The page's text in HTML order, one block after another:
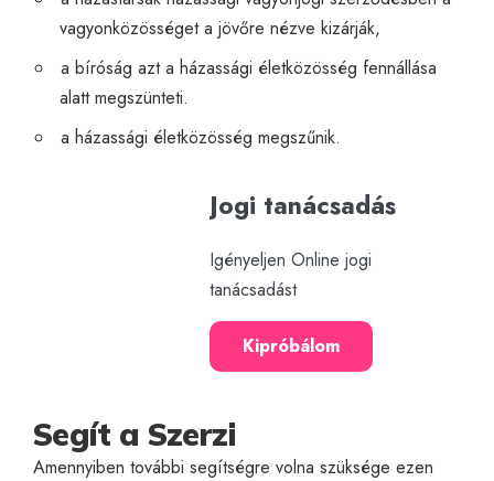
vagyonközösséget a jövőre nézve kizárják,
a bíróság azt a házassági életközösség fennállása
alatt megszünteti.
a házassági életközösség megszűnik.
Jogi tanácsadás
Igényeljen Online jogi
tanácsadást
Kipróbálom
Segít a Szerzi
Amennyiben további segítségre volna szüksége ezen